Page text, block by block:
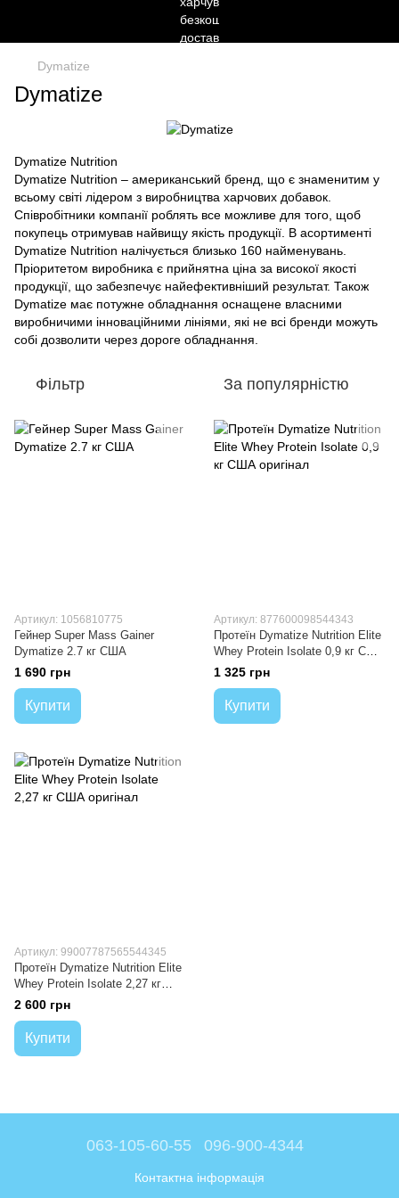
Dymatize
Dymatize
Dymatize Nutrition
Dymatize Nutrition – американський бренд, що є знаменитим у
всьому світі лідером з виробництва харчових добавок.
Співробітники компанії роблять все можливе для того, щоб
покупець отримував найвищу якість продукції. В асортименті
Dymatize Nutrition налічується близько 160 найменувань.
Пріоритетом виробника є прийнятна ціна за високої якості
продукції, що забезпечує найефективніший результат. Також
Dymatize має потужне обладнання оснащене власними
виробничими інноваційними лініями, які не всі бренди можуть
собі дозволити через дороге обладнання.
Фільтр За популярністю
Артикул: 1056810775
Гейнер Super Mass Gainer
Dymatize 2.7 кг США
1 690 грн
Купити
Артикул: 877600098544343
Протеїн Dymatize Nutrition Elite
Whey Protein Isolate 0,9 кг США
оригінал
1 325 грн
Купити
Артикул: 99007787565544345
Протеїн Dymatize Nutrition Elite
Whey Protein Isolate 2,27 кг
США оригінал
2 600 грн
Купити
063-105-60-55 096-900-4344
Контактна інформація